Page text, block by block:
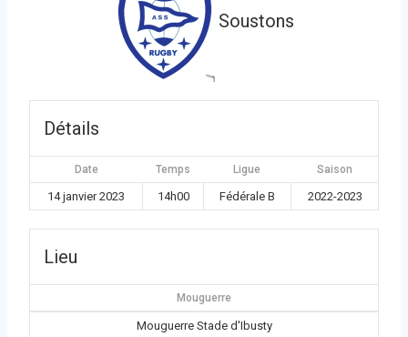
Soustons
Détails
Date Temps Ligue Saison
14 janvier 2023 14h00 Fédérale B 2022-2023
Lieu
Mouguerre
Mouguerre Stade d'Ibusty